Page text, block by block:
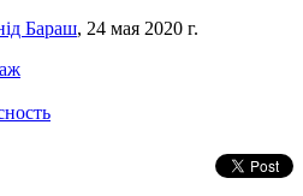
Бараш, 24 мая 2020 г.